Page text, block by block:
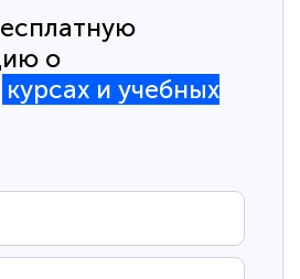
о
курсах и учебных